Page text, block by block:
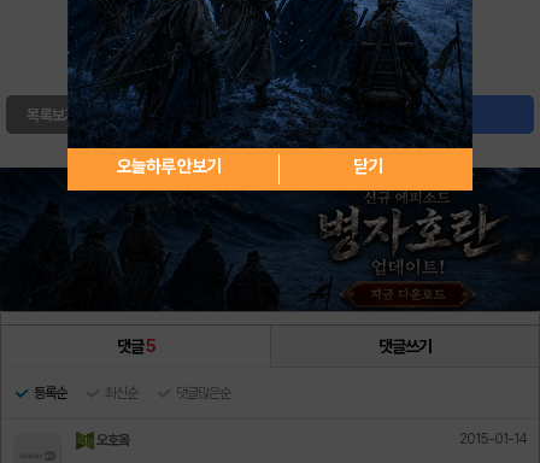
0 북마크
목록보기 글쓰기
댓글5 댓글쓰기
등록순 최신순 댓글많은순
오호옼 2015-01-14
오늘하루 안보기 닫기